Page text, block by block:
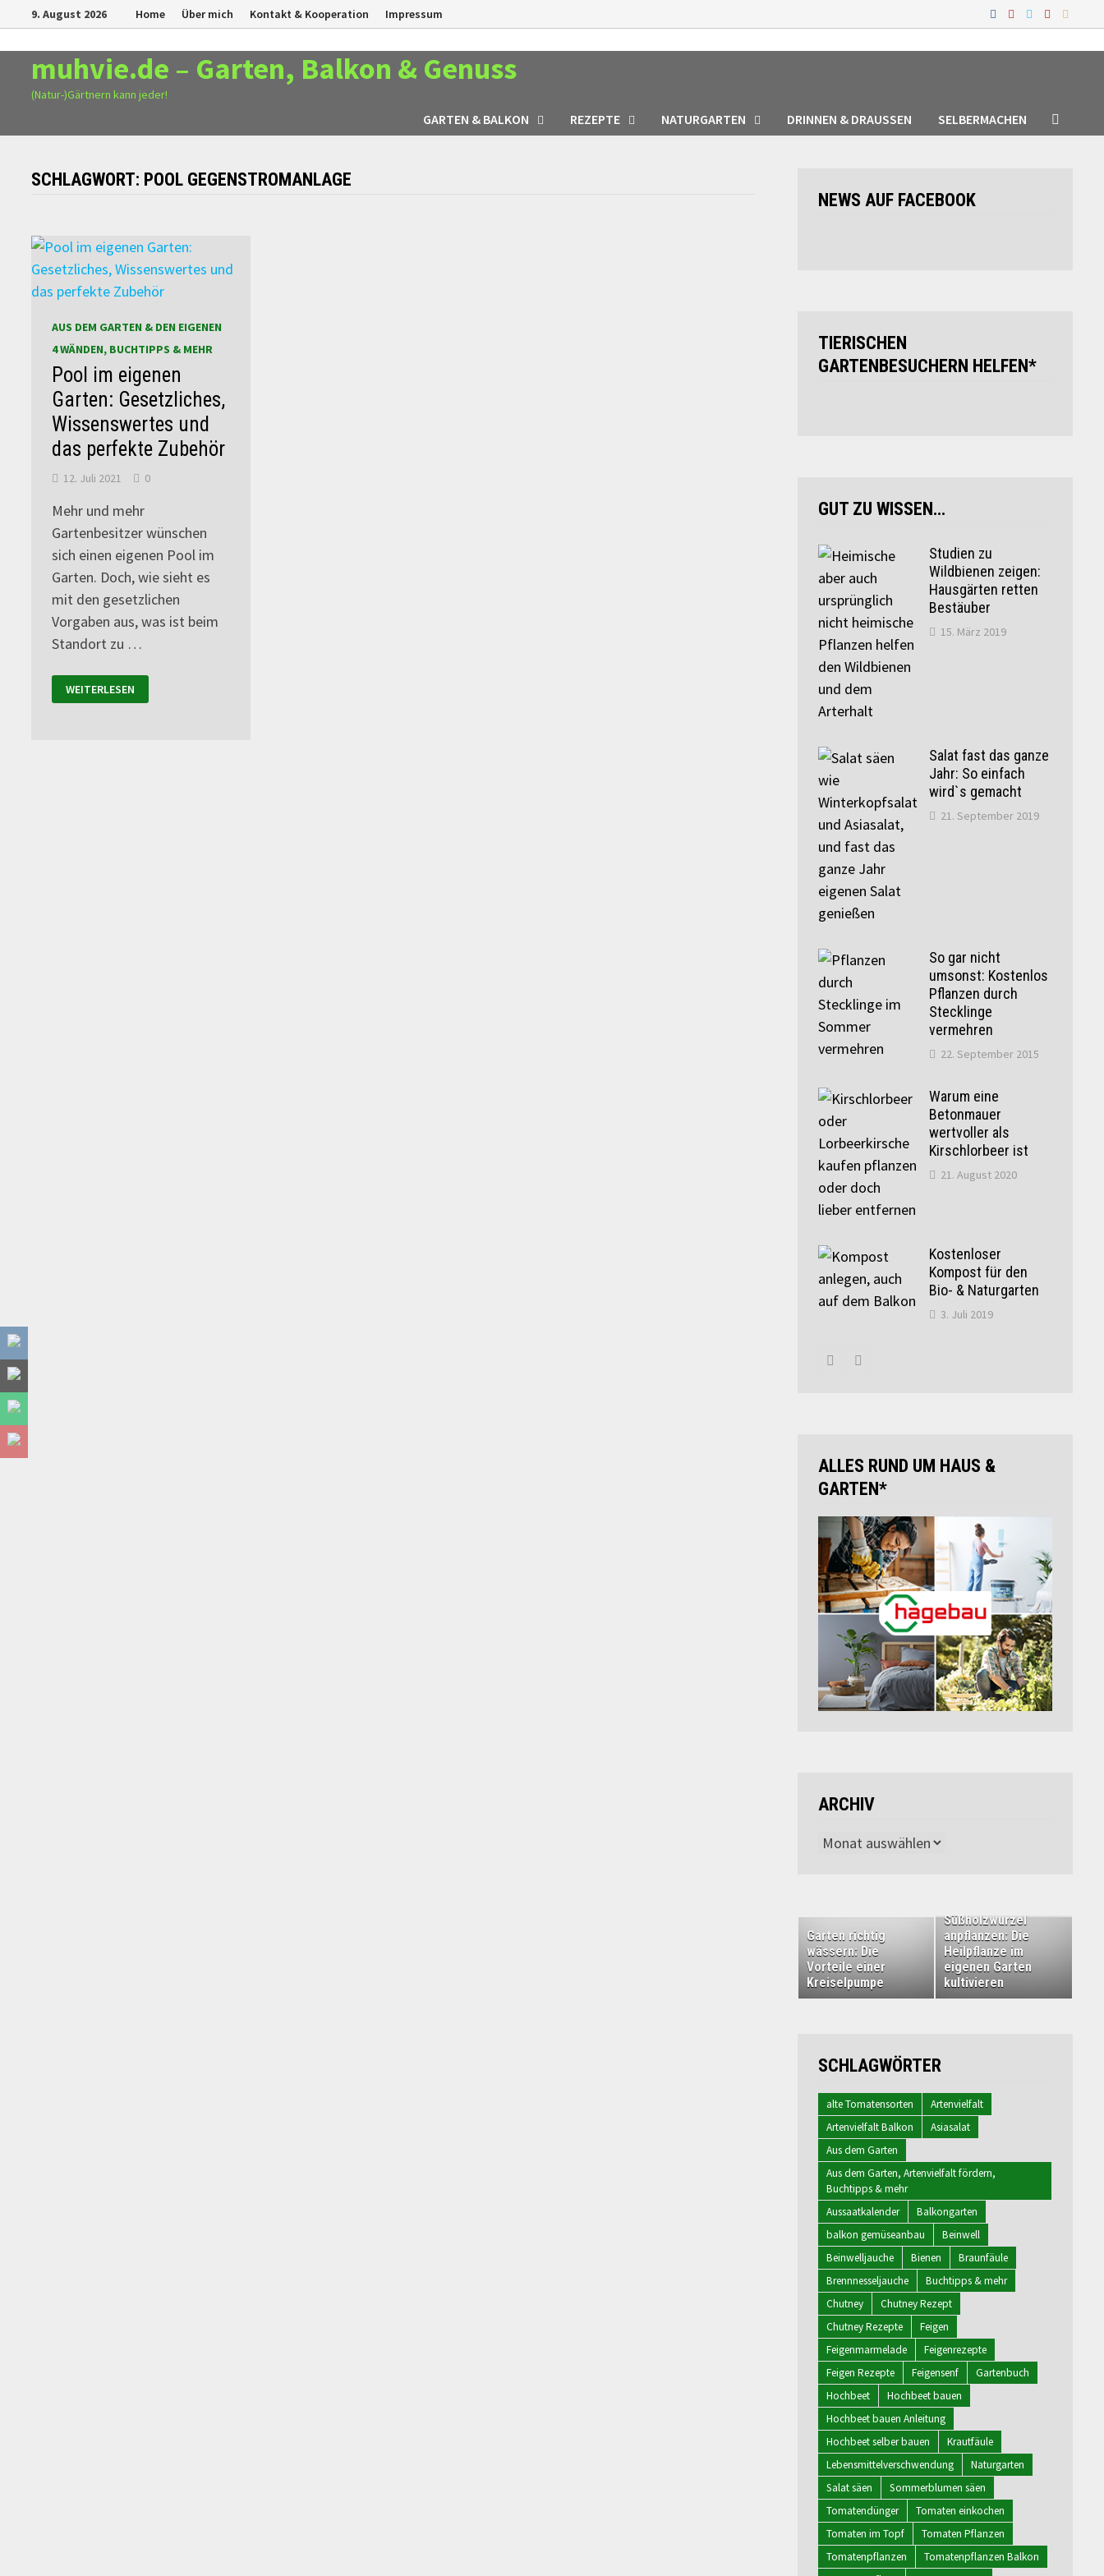
Zurück
zum
Inhalt
9. August 2026 Home Über mich Kontakt & Kooperation Impressum
muhvie.de – Garten, Balkon & Genuss
(Natur-)Gärtnern kann jeder!
GARTEN & BALKON REZEPTE NATURGARTEN DRINNEN & DRAUSSEN SELBERMACHEN
SCHLAGWORT: POOL GEGENSTROMANLAGE
AUS DEM GARTEN & DEN EIGENEN
4 WÄNDEN, BUCHTIPPS & MEHR
Pool im eigenen
Garten: Gesetzliches,
Wissenswertes und
das perfekte Zubehör
12. Juli 2021 0
Mehr und mehr
Gartenbesitzer wünschen
sich einen eigenen Pool im
Garten. Doch, wie sieht es
mit den gesetzlichen
Vorgaben aus, was ist beim
Standort zu …
WEITERLESEN
NEWS AUF FACEBOOK
TIERISCHEN
GARTENBESUCHERN HELFEN*
GUT ZU WISSEN…
Studien zu
Wildbienen zeigen:
Hausgärten retten
Bestäuber
15. März 2019
Salat fast das ganze
Jahr: So einfach
wird`s gemacht
21. September 2019
So gar nicht
umsonst: Kostenlos
Pflanzen durch
Stecklinge
vermehren
22. September 2015
Warum eine
Betonmauer
wertvoller als
Kirschlorbeer ist
21. August 2020
Kostenloser
Kompost für den
Bio- & Naturgarten
3. Juli 2019
ALLES RUND UM HAUS &
GARTEN*
ARCHIV
Archiv
Garten richtig
wässern: Die
Vorteile einer
Kreiselpumpe
Süßholzwurzel
anpflanzen: Die
Heilpflanze im
eigenen Garten
kultivieren
SCHLAGWÖRTER
alte Tomatensorten
Artenvielfalt
Artenvielfalt Balkon
Asiasalat
Aus dem Garten
Aus dem Garten, Artenvielfalt fördern,
Buchtipps & mehr
Aussaatkalender
Balkongarten
balkon gemüseanbau
Beinwell
Beinwelljauche
Bienen
Braunfäule
Brennnesseljauche
Buchtipps & mehr
Chutney
Chutney Rezept
Chutney Rezepte
Feigen
Feigenmarmelade
Feigenrezepte
Feigen Rezepte
Feigensenf
Gartenbuch
Hochbeet
Hochbeet bauen
Hochbeet bauen Anleitung
Hochbeet selber bauen
Krautfäule
Lebensmittelverschwendung
Naturgarten
Salat säen
Sommerblumen säen
Tomatendünger
Tomaten einkochen
Tomaten im Topf
Tomaten Pflanzen
Tomatenpflanzen
Tomatenpflanzen Balkon